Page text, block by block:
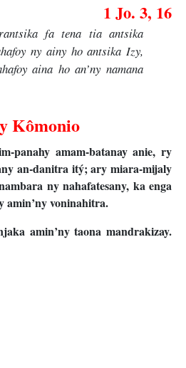
1 Jo. 3, 16
fa tena tia antsika
ny ainy ho antsika Izy,
aina ho an’ny namana
Kômonio
panahy amam-batanay anie, ry
an-danitra itý; ary miara-mijaly
ny nahafatesany, ka enga
amin’ny voninahitra.
amin’ny taona mandrakizay.